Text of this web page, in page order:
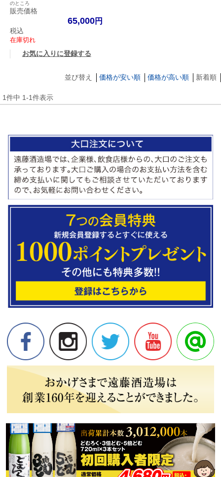
のところ
販売価格
65,000
税込
在庫切れ
お気に入りに登録する
並び替え 価格が安い順 価格が高い順 新着順
1件中 1-1件表示